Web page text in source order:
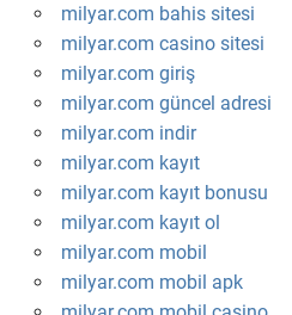
milyar.com bahis sitesi
milyar.com casino sitesi
milyar.com giriş
milyar.com güncel adresi
milyar.com indir
milyar.com kayıt
milyar.com kayıt bonusu
milyar.com kayıt ol
milyar.com mobil
milyar.com mobil apk